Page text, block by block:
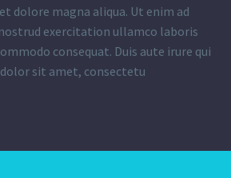
dolore magna aliqua. Ut enim ad
exercitation ullamco laboris
consequat. Duis aute irure qui
sit amet, consectetu